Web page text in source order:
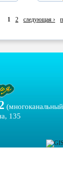
1 2 следующая ›
135